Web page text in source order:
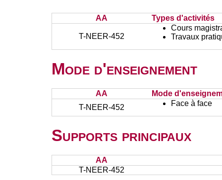
AA Types d'activités
T-NEER-452
Cours
Travaux
Mode d'enseignement
AA
Mode
T-NEER-452
Face à face
Supports principaux
AA
T-NEER-452